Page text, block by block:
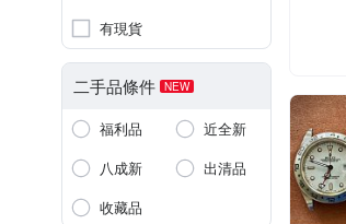
有現貨
二手品條件 NEW
福利品
近全新
八成新
出清品
收藏品